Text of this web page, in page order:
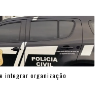
integrar organização